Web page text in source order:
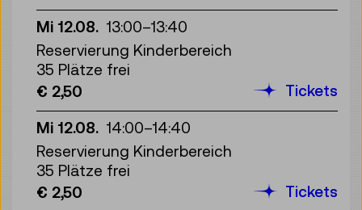
Mi 12.08. 13:00–13:40
Reservierung Kinderbereich
35 Plätze frei
€ 2,50
Tickets
Mi 12.08. 14:00–14:40
Reservierung Kinderbereich
35 Plätze frei
€ 2,50
Tickets